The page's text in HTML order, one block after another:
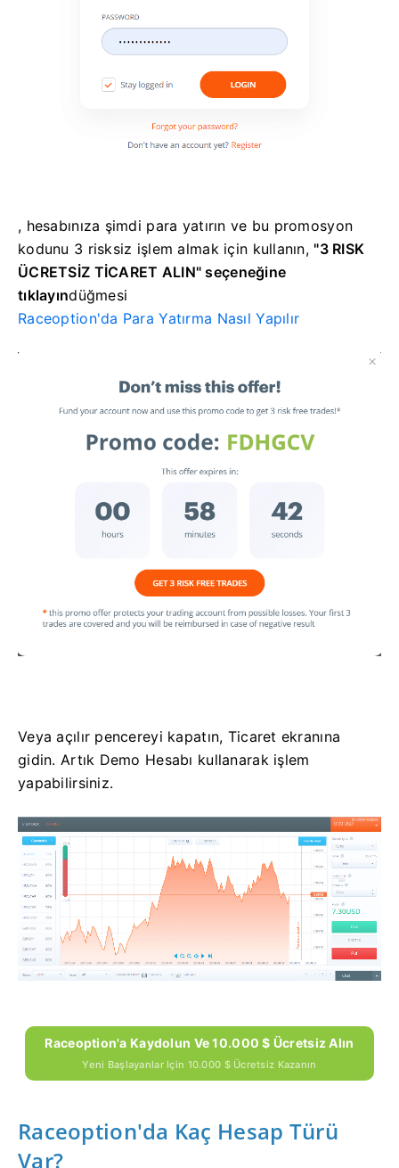
, hesabınıza şimdi para yatırın ve bu promosyon
kodunu 3 risksiz işlem almak için kullanın, "3 RISK
ÜCRETSİZ TİCARET ALIN" seçeneğine
tıklayındüğmesi
Raceoption'da Para Yatırma Nasıl Yapılır
Veya açılır pencereyi kapatın, Ticaret ekranına
gidin. Artık Demo Hesabı kullanarak işlem
yapabilirsiniz.
Raceoption'a Kaydolun Ve 10.000 $ Ücretsiz Alın
Yeni Başlayanlar Için 10.000 $ Ücretsiz Kazanın
Raceoption'da Kaç Hesap Türü
Var?